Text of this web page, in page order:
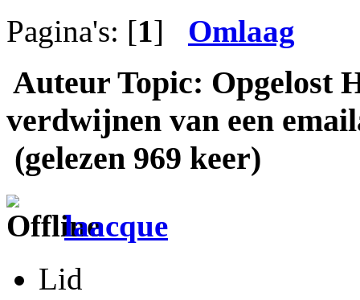
Pagina's: [1] Omlaag
Auteur Topic: Opgelost
verdwijnen van een
(gelezen 969 keer)
laacque
Lid